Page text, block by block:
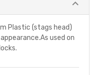
Plastic (stags head)
used on